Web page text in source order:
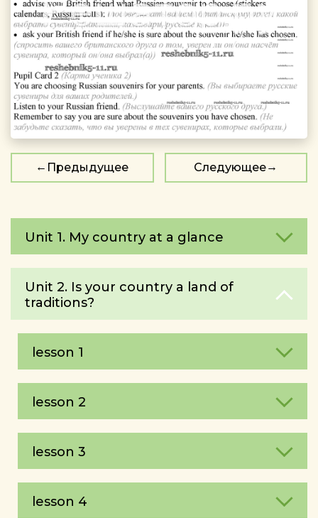
Предыдущее Следующее
Unit 1. My country at a glance
Unit 2. Is your country a land of
traditions?
lesson 1
lesson 2
lesson 3
lesson 4